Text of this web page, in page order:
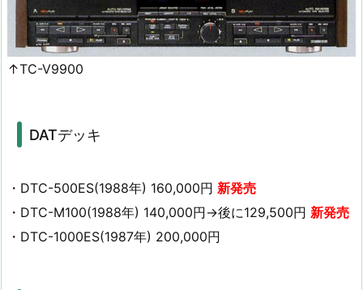
↑TC-V9900
DATデッキ
・DTC-500ES(1988年) 160,000円 新発売
・DTC-M100(1988年) 140,000円→後に129,500円 新発売
・DTC-1000ES(1987年) 200,000円